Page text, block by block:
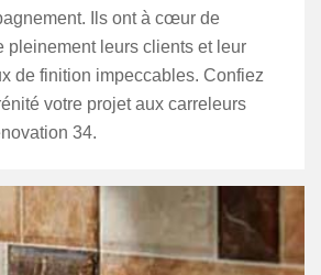
Ils ont à cœur de
pleinement leurs clients et leur
de finition impeccables. Confiez
votre projet aux carreleurs
34.